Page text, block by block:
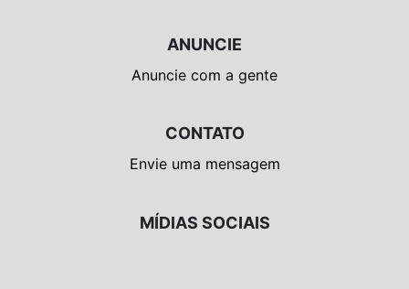
ANUNCIE
Anuncie com a gente
CONTATO
Envie uma mensagem
MÍDIAS SOCIAIS